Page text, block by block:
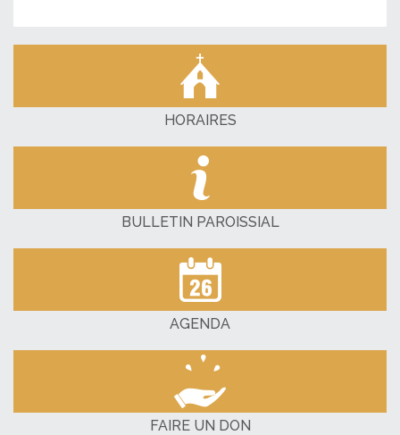
HORAIRES
BULLETIN PAROISSIAL
AGENDA
FAIRE UN DON